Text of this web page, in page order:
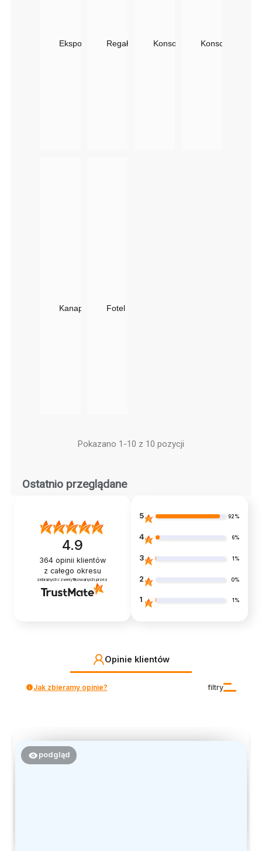
Ekspozytor Fryzjerski SHINE Panda | Szklane Półki
Regał Na Kosmetyki Shine Panda | Płyta
Konsoleta Fryzjerska Shine
Konsoleta
Kanapa Shine Do Poczekalni Panda - 150cm
Fotel Do Poczekalni SHINE Panda | Skaj
Pokazano 1-10 z 10 pozycji
Ostatnio przeglądane
4.9
364opinii klientów
z całego okresu
zebranych i zweryfikowanych przez
5 92%
4 6%
3 1%
2 0%
1 1%
Opinie klientów
filtry
Jak zbieramy opinie?
podgląd